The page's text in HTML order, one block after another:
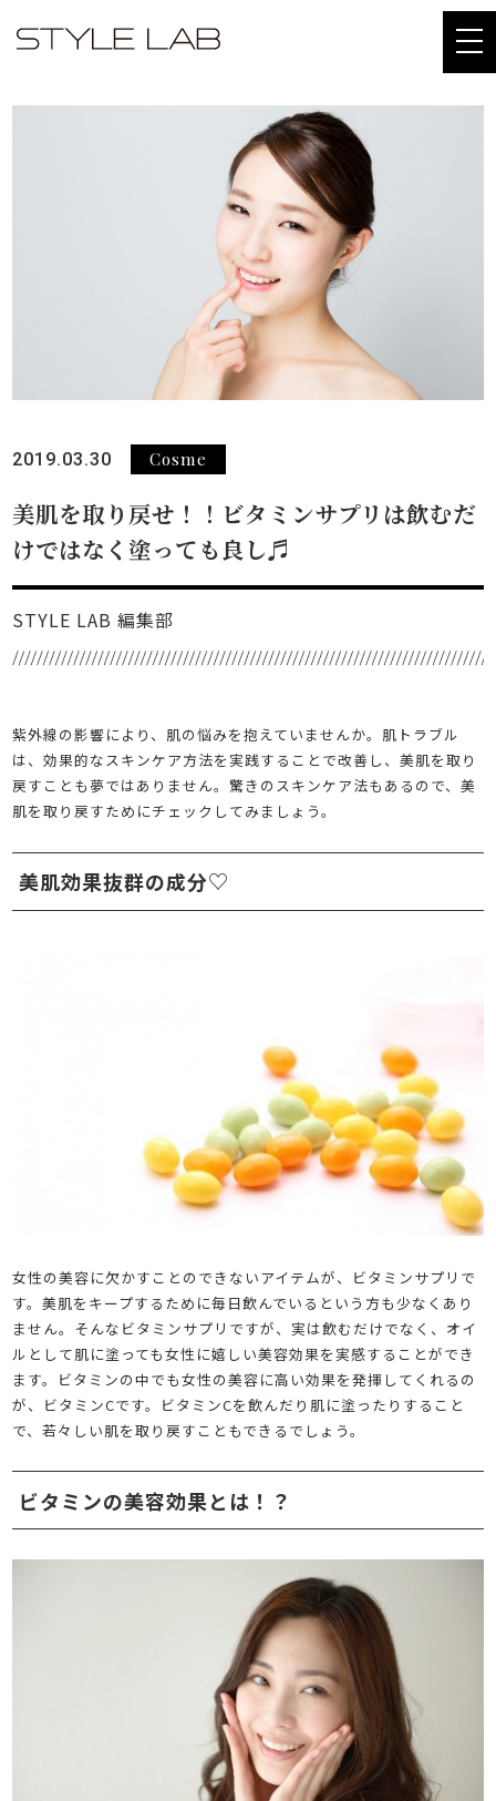
2019.03.30 Cosme
美肌を取り戻せ！！ビタミンサプリは飲むだ
けではなく塗っても良し♬
STYLE LAB 編集部
紫外線の影響により、肌の悩みを抱えていませんか。肌トラブル
は、効果的なスキンケア方法を実践することで改善し、美肌を取り
戻すことも夢ではありません。驚きのスキンケア法もあるので、美
肌を取り戻すためにチェックしてみましょう。
美肌効果抜群の成分♡
女性の美容に欠かすことのできないアイテムが、ビタミンサプリで
す。美肌をキープするために毎日飲んでいるという方も少なくあり
ません。そんなビタミンサプリですが、実は飲むだけでなく、オイ
ルとして肌に塗っても女性に嬉しい美容効果を実感することができ
ます。ビタミンの中でも女性の美容に高い効果を発揮してくれるの
が、ビタミンCです。ビタミンCを飲んだり肌に塗ったりすること
で、若々しい肌を取り戻すこともできるでしょう。
ビタミンの美容効果とは！？